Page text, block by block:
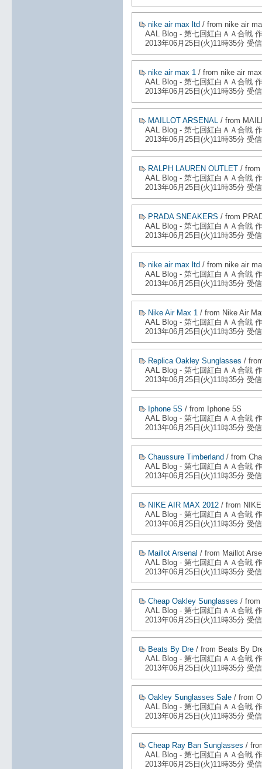
nike air max ltd / from nike air
AAL Blog - 第七回紅白ＡＡ合戦
2013年06月25日(火)11時35分 受信
nike air max 1 / from nike air
AAL Blog - 第七回紅白ＡＡ合戦
2013年06月25日(火)11時35分 受信
MAILLOT ARSENAL / from
AAL Blog - 第七回紅白ＡＡ合戦
2013年06月25日(火)11時35分 受信
RALPH LAUREN OUTLET / from
AAL Blog - 第七回紅白ＡＡ合戦
2013年06月25日(火)11時35分 受信
PRADA SNEAKERS / from
AAL Blog - 第七回紅白ＡＡ合戦
2013年06月25日(火)11時35分 受信
nike air max ltd / from nike air
AAL Blog - 第七回紅白ＡＡ合戦
2013年06月25日(火)11時35分 受信
Nike Air Max 1 / from Nike Air
AAL Blog - 第七回紅白ＡＡ合戦
2013年06月25日(火)11時35分 受信
Replica Oakley Sunglasses /
AAL Blog - 第七回紅白ＡＡ合戦
2013年06月25日(火)11時35分 受信
Iphone 5S / from Iphone 5S
AAL Blog - 第七回紅白ＡＡ合戦
2013年06月25日(火)11時35分 受信
Chaussure Timberland / from
AAL Blog - 第七回紅白ＡＡ合戦
2013年06月25日(火)11時35分 受信
NIKE AIR MAX 2012 / from
AAL Blog - 第七回紅白ＡＡ合戦
2013年06月25日(火)11時35分 受信
Maillot Arsenal / from Maillot
AAL Blog - 第七回紅白ＡＡ合戦
2013年06月25日(火)11時35分 受信
Cheap Oakley Sunglasses / from
AAL Blog - 第七回紅白ＡＡ合戦
2013年06月25日(火)11時35分 受信
Beats By Dre / from Beats By
AAL Blog - 第七回紅白ＡＡ合戦
2013年06月25日(火)11時35分 受信
Oakley Sunglasses Sale / from
AAL Blog - 第七回紅白ＡＡ合戦
2013年06月25日(火)11時35分 受信
Cheap Ray Ban Sunglasses /
AAL Blog - 第七回紅白ＡＡ合戦
2013年06月25日(火)11時35分 受信